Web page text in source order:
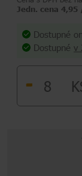
Jedn. cena 4,95
Dostupné
Dostupné v
-